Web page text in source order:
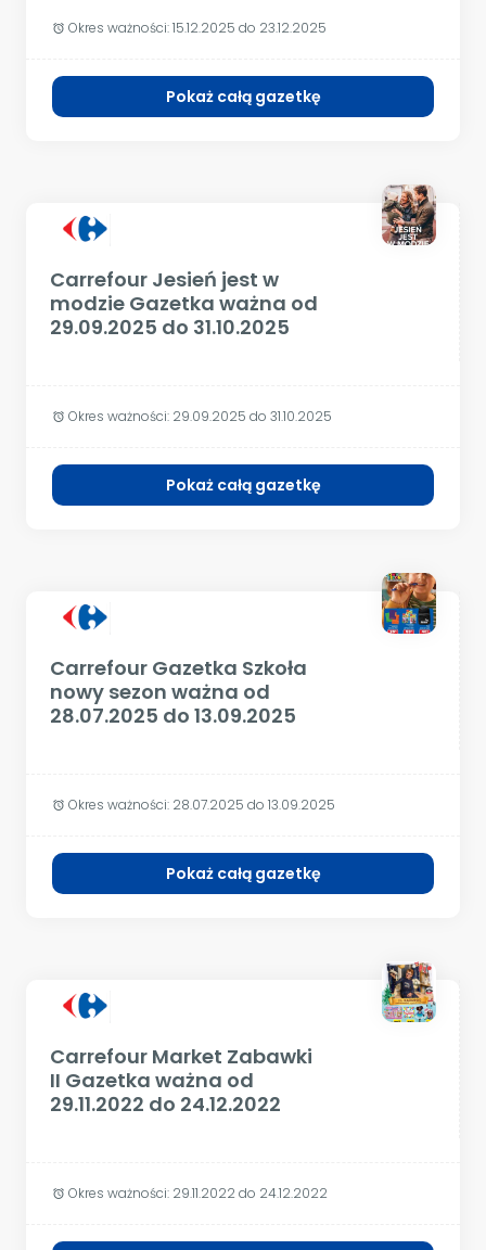
alarm Okres ważności:15.12.2025 do 23.12.2025
Pokaż całą gazetkę
Carrefour Jesień jest w
modzie Gazetka ważna od
29.09.2025 do 31.10.2025
alarm Okres ważności: 29.09.2025 do 31.10.2025
Pokaż całą gazetkę
Carrefour Gazetka Szkoła
nowy sezon ważna od
28.07.2025 do 13.09.2025
alarm Okres ważności: 28.07.2025 do 13.09.2025
Pokaż całą gazetkę
Carrefour Market Zabawki
II Gazetka ważna od
29.11.2022 do 24.12.2022
alarm Okres ważności: 29.11.2022 do 24.12.2022